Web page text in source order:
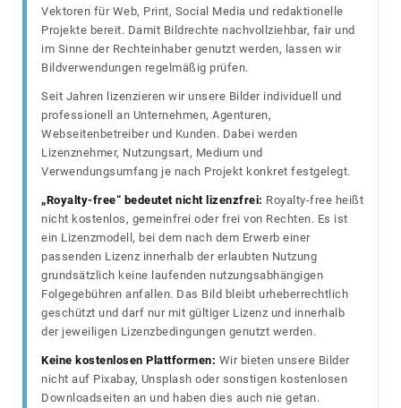
Vektoren für Web, Print, Social Media und redaktionelle
Projekte bereit. Damit Bildrechte nachvollziehbar, fair und
im Sinne der Rechteinhaber genutzt werden, lassen wir
Bildverwendungen regelmäßig prüfen.
Seit Jahren lizenzieren wir unsere Bilder individuell und
professionell an Unternehmen, Agenturen,
Webseitenbetreiber und Kunden. Dabei werden
Lizenznehmer, Nutzungsart, Medium und
Verwendungsumfang je nach Projekt konkret festgelegt.
„Royalty-free“ bedeutet nicht lizenzfrei: Royalty-free heißt
nicht kostenlos, gemeinfrei oder frei von Rechten. Es ist
ein Lizenzmodell, bei dem nach dem Erwerb einer
passenden Lizenz innerhalb der erlaubten Nutzung
grundsätzlich keine laufenden nutzungsabhängigen
Folgegebühren anfallen. Das Bild bleibt urheberrechtlich
geschützt und darf nur mit gültiger Lizenz und innerhalb
der jeweiligen Lizenzbedingungen genutzt werden.
Keine kostenlosen Plattformen: Wir bieten unsere Bilder
nicht auf Pixabay, Unsplash oder sonstigen kostenlosen
Downloadseiten an und haben dies auch nie getan.